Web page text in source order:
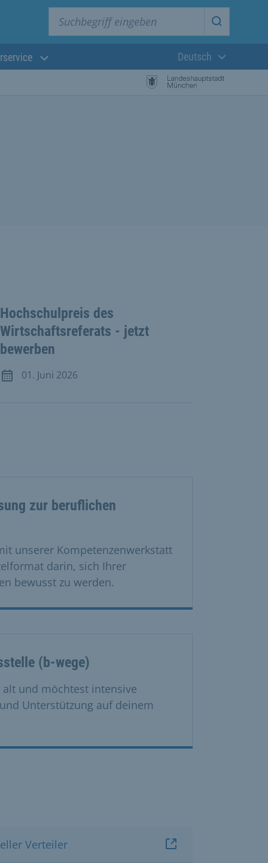
Suche
Aktuelle
Deutsch
Hochschulpreis des
Wirtschaftsreferats - jetzt
bewerben
Meldung vom 1. Juni 2026
01. Juni 2026
zur beruflichen
unserer Kompetenzenwerkstatt
darin, sich Ihrer
bewusst zu werden.
(b-wege)
alt und möchtest intensive
Unterstützung auf deinem
Verteiler